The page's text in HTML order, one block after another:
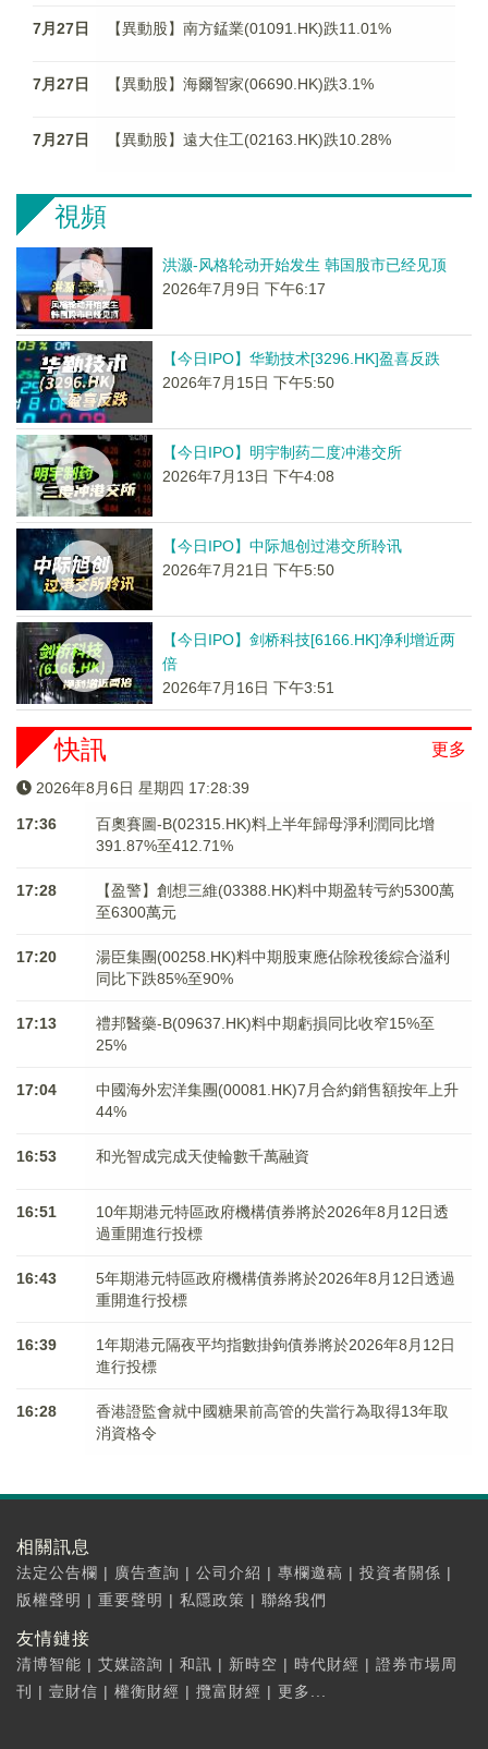
7月27日 【異動股】南方錳業(01091.HK)跌11.01%
7月27日 【異動股】海爾智家(06690.HK)跌3.1%
7月27日 【異動股】遠大住工(02163.HK)跌10.28%
視頻
洪灏-风格轮动开始发生 韩国股市已经见顶
2026年7月9日 下午6:17
【今日IPO】华勤技术[3296.HK]盈喜反跌
2026年7月15日 下午5:50
【今日IPO】明宇制药二度冲港交所
2026年7月13日 下午4:08
【今日IPO】中际旭创过港交所聆讯
2026年7月21日 下午5:50
【今日IPO】剑桥科技[6166.HK]净利增近两
倍
2026年7月16日 下午3:51
更多
快訊
2026年8月6日 星期四 17:28:39
17:36
百奧賽圖-B(02315.HK)料上半年歸母淨利潤同比增
391.87%至412.71%
17:28
【盈警】創想三維(03388.HK)料中期盈转亏約5300萬
至6300萬元
17:20
湯臣集團(00258.HK)料中期股東應佔除稅後綜合溢利
同比下跌85%至90%
17:13
禮邦醫藥-B(09637.HK)料中期虧損同比收窄15%至
25%
17:04
中國海外宏洋集團(00081.HK)7月合約銷售額按年上升
44%
16:53 和光智成完成天使輪數千萬融資
16:51
10年期港元特區政府機構債券將於2026年8月12日透
過重開進行投標
16:43
5年期港元特區政府機構債券將於2026年8月12日透過
重開進行投標
16:39
1年期港元隔夜平均指數掛鉤債券將於2026年8月12日
進行投標
16:28
香港證監會就中國糖果前高管的失當行為取得13年取
消資格令
相關訊息
法定公告欄 | 廣告查詢 | 公司介紹 | 專欄邀稿 | 投資者關係 |
版權聲明 | 重要聲明 | 私隱政策 | 聯絡我們
友情鏈接
清博智能 | 艾媒諮詢 | 和訊 | 新時空 | 時代財經 | 證券市場周
刊
| 壹財信 | 權衡財經 | 攬富財經 | 更多...